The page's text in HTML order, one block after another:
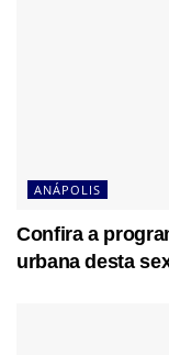
ANÁPOLIS
Confira a
urbana desta